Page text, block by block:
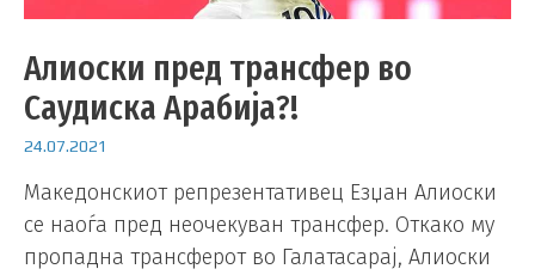
Алиоски пред трансфер во
Саудиска Арабија?!
24.07.2021
Македонскиот репрезентативец Езџан Алиоски
се наоѓа пред неочекуван трансфер. Откако му
пропадна трансферот во Галатасарај, Алиоски